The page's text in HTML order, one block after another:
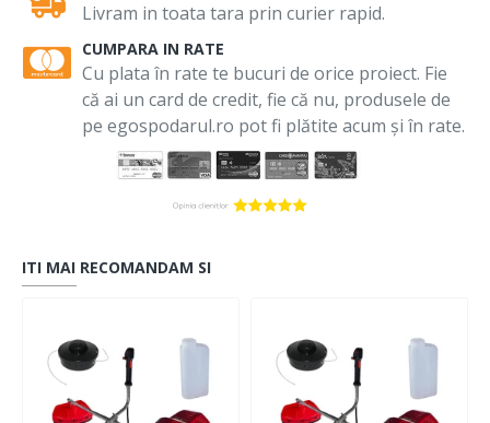
Livram in toata tara prin curier rapid.
CUMPARA IN RATE
Cu plata în rate te bucuri de orice proiect. Fie
că ai un card de credit, fie că nu, produsele de
pe egospodarul.ro pot fi plătite acum și în rate.
ITI MAI RECOMANDAM SI